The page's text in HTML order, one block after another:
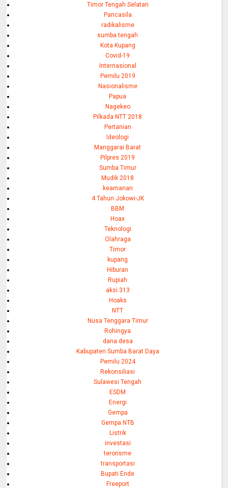
Timor Tengah Selatan
Pancasila
radikalisme
sumba tengah
Kota Kupang
Covid-19
Internasional
Pemilu 2019
Nasionalisme
Papua
Nagekeo
Pilkada NTT 2018
Pertanian
Ideologi
Manggarai Barat
Pilpres 2019
Sumba Timur
Mudik 2018
keamanan
4 Tahun Jokowi-JK
BBM
Hoax
Teknologi
Olahraga
Timor
kupang
Hiburan
Rupiah
aksi 313
Hoaks
NTT
Nusa Tenggara Timur
Rohingya
dana desa
Kabupaten Sumba Barat Daya
Pemilu 2024
Rekonsiliasi
Sulawesi Tengah
ESDM
Energi
Gempa
Gempa NTB
Listrik
investasi
terorisme
transportasi
Bupati Ende
Freeport